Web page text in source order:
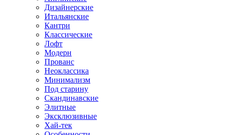
Дизайнерские
Итальянские
Кантри
Классические
Лофт
Модерн
Прованс
Неоклассика
Минимализм
Под старину
Скандинавские
Элитные
Эксклюзивные
Хай-тек